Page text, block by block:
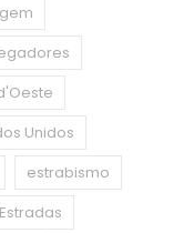
Unidos
estrabismo
Estradas